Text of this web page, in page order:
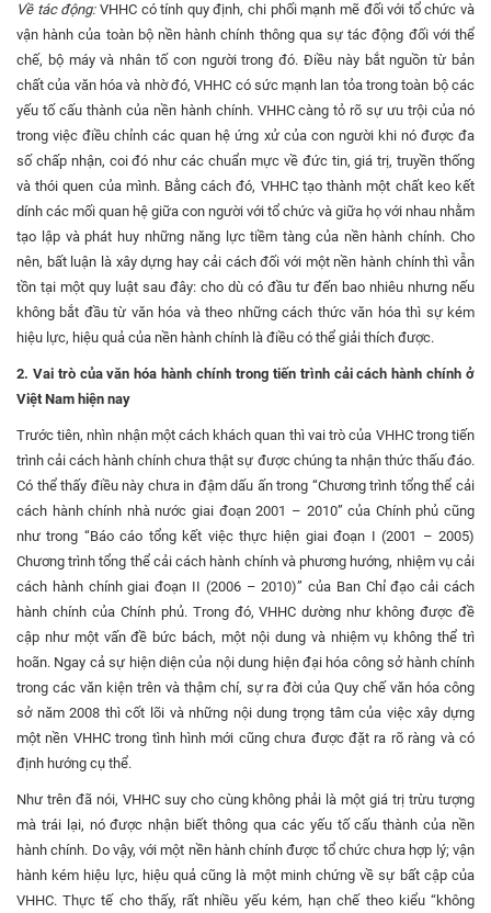
Về tác động:VHHC có tính quy định, chi phối mạnh mẽ đối với tổ chức và
vận hành của toàn bộ nền hành chính thông qua sự tác động đối với thể
chế, bộ máy và nhân tố con người trong đó. Điều này bắt nguồn từ bản
chất của văn hóa và nhờ đó, VHHC có sức mạnh lan tỏa trong toàn bộ các
yếu tố cấu thành của nền hành chính. VHHC càng tỏ rõ sự ưu trội của nó
trong việc điều chỉnh các quan hệ ứng xử của con người khi nó được đa
số chấp nhận, coi đó như các chuẩn mực về đức tin, giá trị, truyền thống
và thói quen của mình. Bằng cách đó, VHHC tạo thành một chất keo kết
dính các mối quan hệ giữa con người với tổ chức và giữa họ với nhau nhằm
tạo lập và phát huy những năng lực tiềm tàng của nền hành chính. Cho
nên, bất luận là xây dựng hay cải cách đối với một nền hành chính thì vẫn
tồn tại một quy luật sau đây: cho dù có đầu tư đến bao nhiêu nhưng nếu
không bắt đầu từ văn hóa và theo những cách thức văn hóa thì sự kém
hiệu lực, hiệu quả của nền hành chính là điều có thể giải thích được.
2. Vai trò của văn hóa hành chính trong tiến trình cải cách hành chính ở
Việt Nam hiện nay
Trước tiên, nhìn nhận một cách khách quan thì vai trò của VHHC trong tiến
trình cải cách hành chính chưa thật sự được chúng ta nhận thức thấu đáo.
Có thể thấy điều này chưa in đậm dấu ấn trong “Chương trình tổng thể cải
cách hành chính nhà nước giai đoạn 2001 – 2010” của Chính phủ cũng
như trong “Báo cáo tổng kết việc thực hiện giai đoạn I (2001 – 2005)
Chương trình tổng thể cải cách hành chính và phương hướng, nhiệm vụ cải
cách hành chính giai đoạn II (2006 – 2010)” của Ban Chỉ đạo cải cách
hành chính của Chính phủ. Trong đó, VHHC dường như không được đề
cập như một vấn đề bức bách, một nội dung và nhiệm vụ không thể trì
hoãn. Ngay cả sự hiện diện của nội dung hiện đại hóa công sở hành chính
trong các văn kiện trên và thậm chí, sự ra đời của Quy chế văn hóa công
sở năm 2008 thì cốt lõi và những nội dung trọng tâm của việc xây dựng
một nền VHHC trong tình hình mới cũng chưa được đặt ra rõ ràng và có
định hướng cụ thể.
Như trên đã nói, VHHC suy cho cùng không phải là một giá trị trừu tượng
mà trái lại, nó được nhận biết thông qua các yếu tố cấu thành của nền
hành chính. Do vậy, với một nền hành chính được tổ chức chưa hợp lý; vận
hành kém hiệu lực, hiệu quả cũng là một minh chứng về sự bất cập của
VHHC. Thực tế cho thấy, rất nhiều yếu kém, hạn chế theo kiểu “không